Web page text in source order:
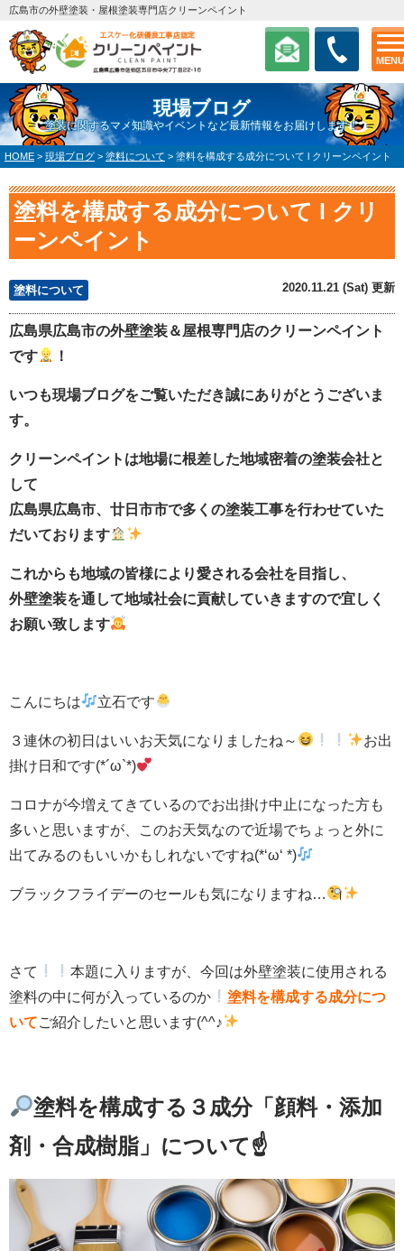
MENU
広島市の外壁塗装・屋根塗装専門店クリーンペイント
現場ブログ
塗装に関するマメ知識やイベントなど最新情報をお届けします！
HOME > 現場ブログ > 塗料について > 塗料を構成する成分について l クリーンペイント
塗料を構成する成分について l クリ
ーンペイント
塗料について 2020.11.21 (Sat) 更新
広島県広島市の外壁塗装＆屋根専門店のクリーンペイント
です
！
いつも現場ブログをご覧いただき誠にありがとうございま
す。
クリーンペイントは地場に根差した地域密着の塗装会社と
して
広島県広島市、廿日市市で多くの塗装工事を行わせていた
だいております
これからも地域の皆様により愛される会社を目指し、
外壁塗装を通して地域社会に貢献していきますので宜しく
お願い致します
こんにちは 立石です
３連休の初日はいいお天気になりましたね～
お出
掛け日和です(*´ω`*)
コロナが今増えてきているのでお出掛け中止になった方も
多いと思いますが、このお天気なので近場でちょっと外に
出てみるのもいいかもしれないですね(*‘ω‘ *)
ブラックフライデーのセールも気になりますね…
さて
本題に入りますが、今回は外壁塗装に使用される
塗料の中に何が入っているのか
塗料を構成する成分につ
いてご紹介したいと思います(^^♪
塗料を構成する３成分「顔料・添加
剤・合成樹脂」について☝